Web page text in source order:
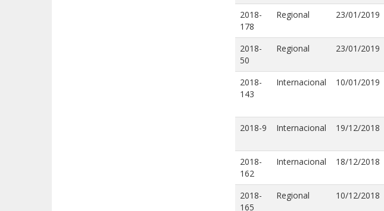
2018-
178
Regional 23/01/2019
2018-
50
Regional 23/01/2019
2018-
143
Internacional 10/01/2019
2018-9 Internacional 19/12/2018
2018-
162
Internacional 18/12/2018
2018-
165
Regional 10/12/2018